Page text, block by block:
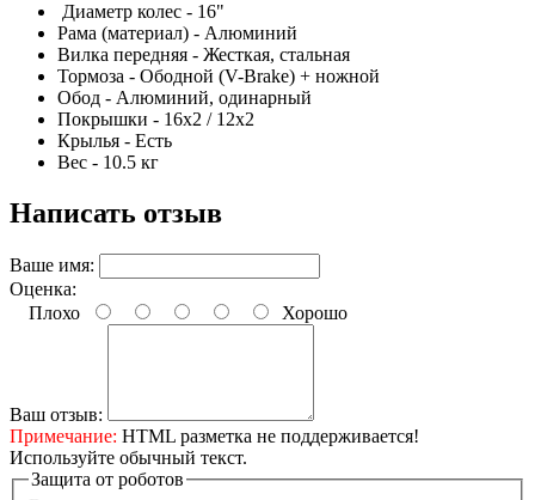
Диаметр колес - 16"
Рама (материал) - Алюминий
Вилка передняя - Жесткая, стальная
Тормоза - Ободной (V-Brake) + ножной
Обод - Алюминий, одинарный
Покрышки - 16х2 / 12х2
Крылья - Есть
Вес - 10.5 кг
Написать отзыв
Ваше имя:
Оценка:
Плохо
Хорошо
Ваш отзыв:
Примечание: HTML разметка не поддерживается!
Используйте обычный текст.
Защита от роботов